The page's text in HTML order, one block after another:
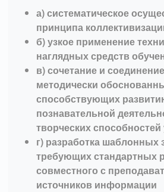
а) систематическое
принципа
б) узкое применение
наглядных средств
в) сочетание и
методически
способствующих
познавательной
творческих
г) разработка шаблонных
требующих стандартных
совместного с
источников информации